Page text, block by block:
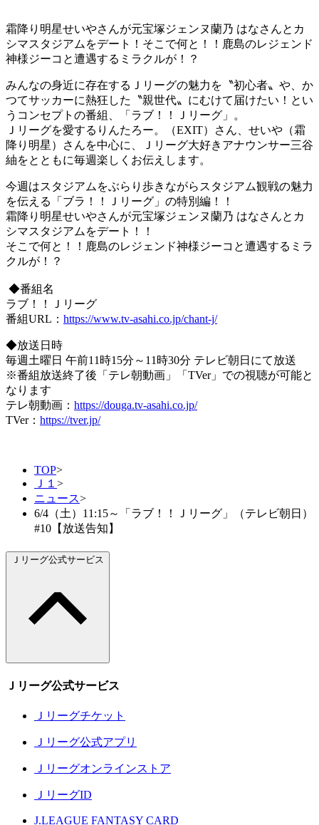
霜降り明星せいやさんが元宝塚ジェンヌ蘭乃 はなさんとカ
シマスタジアムをデート！そこで何と！！鹿島のレジェンド
神様ジーコと遭遇するミラクルが！？
みんなの身近に存在するＪリーグの魅力を〝初心者〟や、か
つてサッカーに熱狂した〝親世代〟にむけて届けたい！とい
うコンセプトの番組、「ラブ！！Ｊリーグ」。
Ｊリーグを愛するりんたろー。（EXIT）さん、せいや（霜
降り明星）さんを中心に、Ｊリーグ大好きアナウンサー三谷
紬をとともに毎週楽しくお伝えします。
今週はスタジアムをぶらり歩きながらスタジアム観戦の魅力
を伝える「ブラ！！Ｊリーグ」の特別編！！
霜降り明星せいやさんが元宝塚ジェンヌ蘭乃 はなさんとカ
シマスタジアムをデート！！
そこで何と！！鹿島のレジェンド神様ジーコと遭遇するミラ
クルが！？
◆番組名
ラブ！！Ｊリーグ
番組URL： https://www.tv-asahi.co.jp/chant-j/
◆放送日時
毎週土曜日 午前11時15分～11時30分 テレビ朝日にて放送
※番組放送終了後「テレ朝動画」「TVer」での視聴が可能と
なります
テレ朝動画： https://douga.tv-asahi.co.jp/
TVer： https://tver.jp/
TOP>
Ｊ１ >
ニュース>
6/4（土）11:15～「ラブ！！Ｊリーグ」（テレビ朝日）
#10【放送告知】
Ｊリーグ公式サービス
Ｊリーグ公式サービス
Ｊリーグチケット
Ｊリーグ公式アプリ
Ｊリーグオンラインストア
ＪリーグID
J.LEAGUE FANTASY CARD